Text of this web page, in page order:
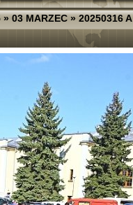
»03 MARZEC»20250316 A